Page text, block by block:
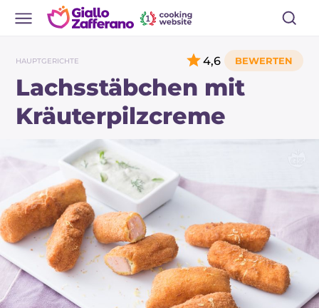
HAUPTGERICHTE
Lachsstäbchen mit
Kräuterpilzcreme
4,6